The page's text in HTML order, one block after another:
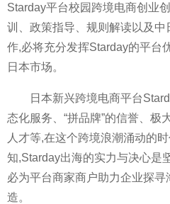
Starday平台校园跨境电商创业
训、政策指导、规则解读以及
作,必将充分发挥Starday的平台
日本市场。
日本新兴跨境电商平台
态化服务、“拼品牌”的信誉、极
人才等,在这个跨境浪潮涌动的
知,Starday出海的实力与决心是
必为平台商家商户助力企业探
造。